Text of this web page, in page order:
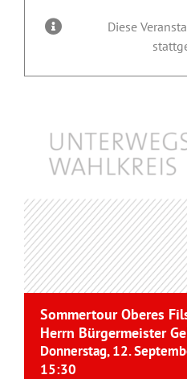
Diese
Sommertour Oberes
Herrn Bürgermeister
Donnerstag, 12.
15:30